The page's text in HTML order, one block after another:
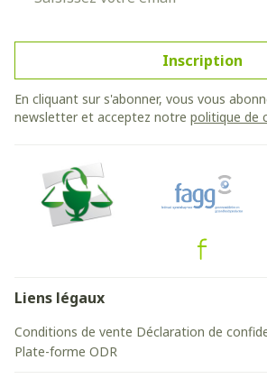
Inscription
En cliquant sur s'abonner, vous vous
newsletter et acceptez notre politique de
Liens légaux
Conditions de vente Déclaration de
Plate-forme ODR